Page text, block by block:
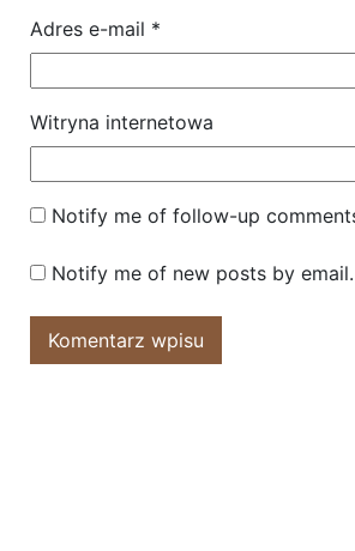
Adres e-mail *
Witryna internetowa
Notify me of follow-up
Notify me of new posts by email.